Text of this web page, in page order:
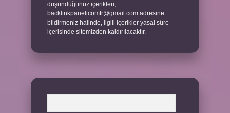
düşündüğünüz içerikleri,
backlinkpanelicomtr@gmail.com adresine
bildirmeniz halinde, ilgili içerikler yasal süre
içerisinde sitemizden kaldırılacaktır.